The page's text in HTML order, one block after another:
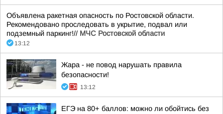
Объявлена ракетная опасность по Ростовской области.
Рекомендовано проследовать в укрытие, подвал или
подземный паркинг!// МЧС Ростовской области
13:12
Жара - не повод нарушать правила
безопасности!
13:12
ЕГЭ на 80+ баллов: можно ли обойтись без